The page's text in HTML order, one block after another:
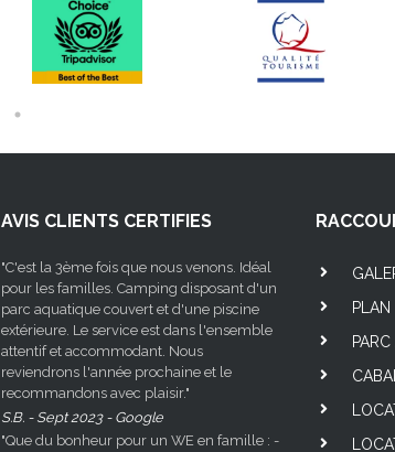
AVIS CLIENTS CERTIFIES
"C'est la 3ème fois que nous venons. Idéal
pour les familles. Camping disposant d'un
parc aquatique couvert et d'une piscine
extérieure. Le service est dans l'ensemble
attentif et accommodant. Nous
reviendrons l'année prochaine et le
recommandons avec plaisir."
S.B. - Sept 2023 - Google
"Que du bonheur pour un WE en famille : -
PLAN